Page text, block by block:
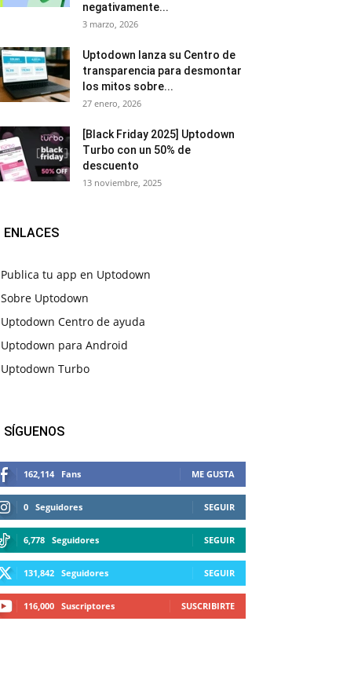
negativamente...
3 marzo, 2026
Uptodown lanza su Centro de
transparencia para desmontar
los mitos sobre...
27 enero, 2026
[Black Friday 2025] Uptodown
Turbo con un 50% de
descuento
13 noviembre, 2025
ENLACES
Publica tu app en Uptodown
Sobre Uptodown
Uptodown Centro de ayuda
Uptodown para Android
Uptodown Turbo
SÍGUENOS
162,114 Fans ME GUSTA
0 Seguidores SEGUIR
6,778 Seguidores SEGUIR
131,842 Seguidores SEGUIR
116,000 Suscriptores SUSCRIBIRTE